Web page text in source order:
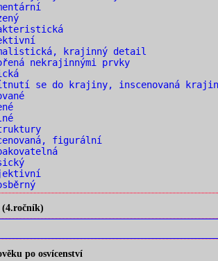
krajinný detail
nekrajinnými prvky
se do krajiny, inscenovaná
figurální
(4.ročník)
po osvícenství